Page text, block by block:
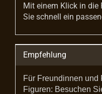
Mit einem Klick in die
Sie schnell ein
Empfehlung
Für Freundinnen und
Figuren: Besuchen